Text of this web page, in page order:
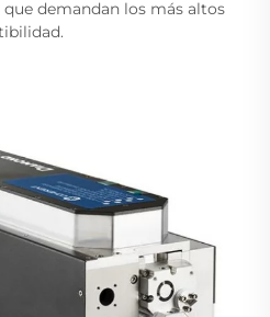
demandan los más altos